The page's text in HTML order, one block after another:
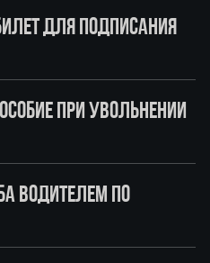
ДЛЯ ПОДПИСАНИЯ
ПРИ УВОЛЬНЕНИИ
ВОДИТЕЛЕМ ПО